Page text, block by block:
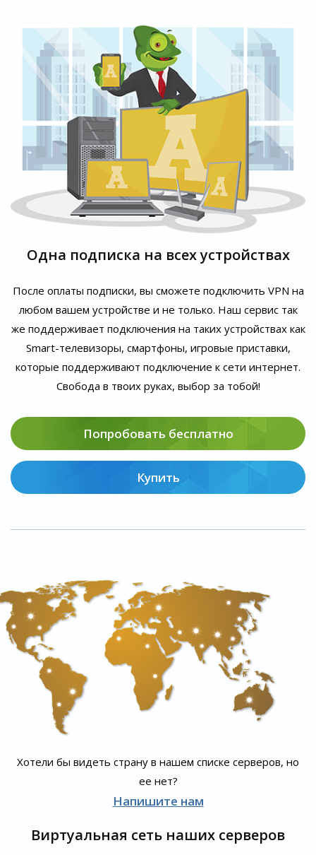
Одна подписка на всех устройствах
После оплаты подписки, вы сможете подключить VPN на
любом вашем устройстве и не только. Наш сервис так
же поддерживает подключения на таких устройствах как
Smart-телевизоры, смартфоны, игровые приставки,
которые поддерживают подключение к сети интернет.
Свобода в твоих руках, выбор за тобой!
Попробовать бесплатно
Купить
Хотели бы видеть страну в нашем списке серверов, но
ее нет?
Напишите нам
Виртуальная сеть наших серверов